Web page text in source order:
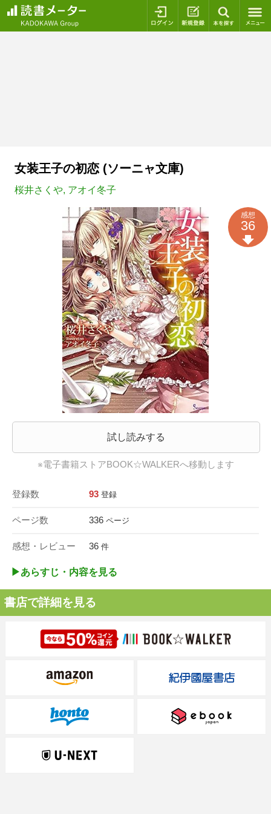
ログイン 新規登録
女装王子の初恋 (ソーニャ文庫)
桜井さくや, アオイ冬子
試し読みする
※電子書籍ストアBOOK☆WALKERへ移動します
登録数 93 登録
ページ数 336 ページ
感想・レビュー 36 件
感想
36
▶︎あらすじ・内容を見る
書店で詳細を見る